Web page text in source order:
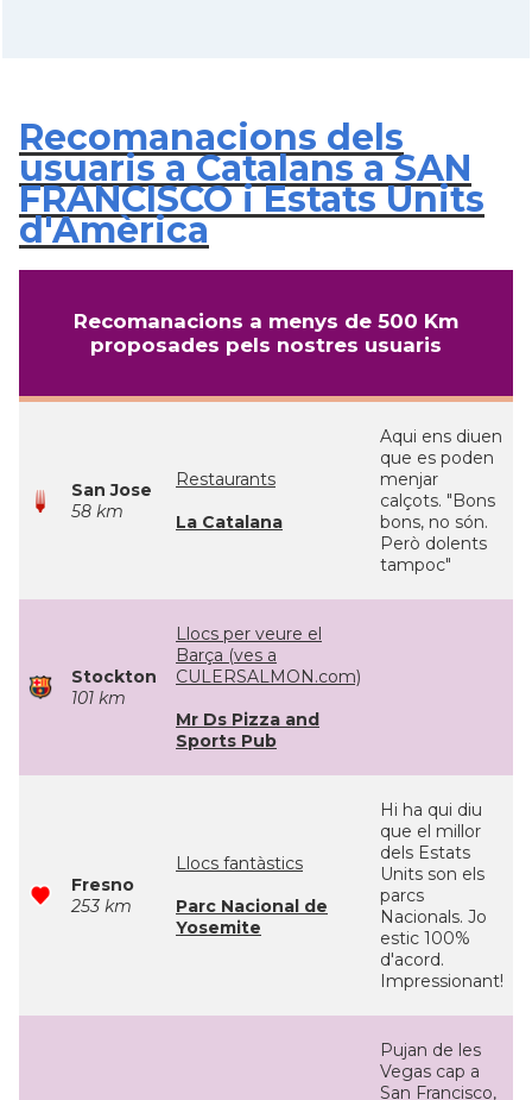
Recomanacions dels
usuaris a Catalans a SAN
FRANCISCO i Estats Units
d'Amèrica
Recomanacions a menys de 500 Km
proposades pels nostres usuaris
San Jose
58 km
Restaurants
La Catalana
Aqui ens diuen
que es poden
menjar
calçots. "Bons
bons, no són.
Però dolents
tampoc"
Stockton
101 km
Llocs per veure el
Barça (ves a
CULERSALMON.com)
Mr Ds Pizza and
Sports Pub
Fresno
253 km
Llocs fantàstics
Parc Nacional de
Yosemite
Hi ha qui diu
que el millor
dels Estats
Units son els
parcs
Nacionals. Jo
estic 100%
d'acord.
Impressionant!
Pujan de les
Vegas cap a
San Francisco,